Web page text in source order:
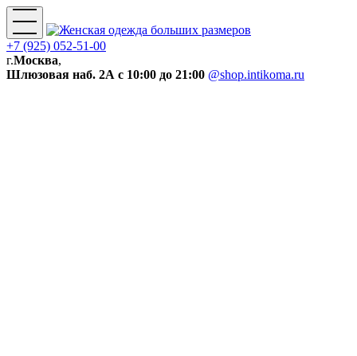
+7 (925) 052-51-00
г.Москва,
Шлюзовая наб. 2А с 10:00 до 21:00 @shop.intikoma.ru